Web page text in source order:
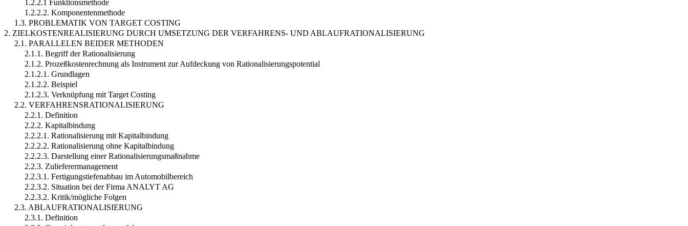
1.2.2.1 Funktionsmethode
1.2.2.2. Komponentenmethode
1.3. PROBLEMATIK VON TARGET COSTING
2. ZIELKOSTENREALISIERUNG DURCH UMSETZUNG DER VERFAHRENS- UND ABLAUFRATIONALISIERUNG
2.1. PARALLELEN BEIDER METHODEN
2.1.1. Begriff der Rationalisierung
2.1.2. Prozeßkostenrechnung als Instrument zur Aufdeckung von Rationalisierungspotential
2.1.2.1. Grundlagen
2.1.2.2. Beispiel
2.1.2.3. Verknüpfung mit Target Costing
2.2. VERFAHRENSRATIONALISIERUNG
2.2.1. Definition
2.2.2. Kapitalbindung
2.2.2.1. Rationalisierung mit Kapitalbindung
2.2.2.2. Rationalisierung ohne Kapitalbindung
2.2.2.3. Darstellung einer Rationalisierungsmaßnahme
2.2.3. Zulieferermanagement
2.2.3.1. Fertigungstiefenabbau im Automobilbereich
2.2.3.2. Situation bei der Firma ANALYT AG
2.2.3.2. Kritik/mögliche Folgen
2.3. ABLAUFRATIONALISIERUNG
2.3.1. Definition